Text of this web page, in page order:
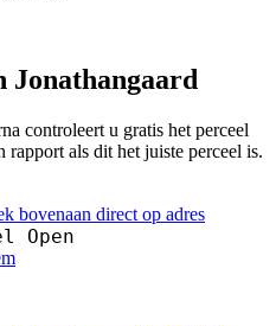
Jonathangaard
controleert u gratis het perceel
rapport als dit het juiste perceel is.
bovenaan direct op adres
Open